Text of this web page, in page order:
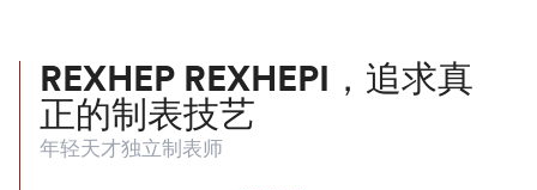
REXHEP REXHEPI，追求真
正的制表技艺
年轻天才独立制表师